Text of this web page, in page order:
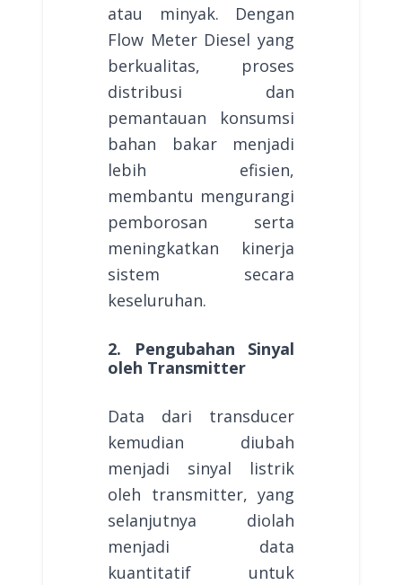
atau minyak. Dengan
Flow Meter Diesel yang
berkualitas, proses
distribusi dan
pemantauan konsumsi
bahan bakar menjadi
lebih efisien,
membantu mengurangi
pemborosan serta
meningkatkan kinerja
sistem secara
keseluruhan.
2. Pengubahan Sinyal
oleh Transmitter
Data dari transducer
kemudian diubah
menjadi sinyal listrik
oleh transmitter, yang
selanjutnya diolah
menjadi data
kuantitatif untuk